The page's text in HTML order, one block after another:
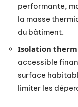
performante,
la masse
du bâtiment.
Isolation
accessible
surface
limiter les